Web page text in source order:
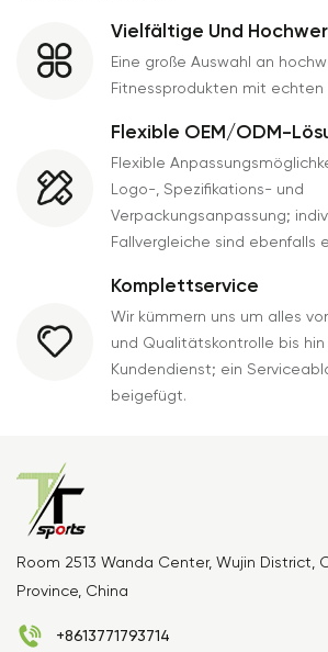
Vielfältige Und
Eine große Auswahl an
Fitnessprodukten mit echten
Flexible OEM/ODM-
Flexible
Logo-, Spezifikations- und
Verpackungsanpassung;
Fallvergleiche sind ebenfalls
Komplettservice
Wir kümmern uns um alles
und Qualitätskontrolle bis hin
Kundendienst; ein
beigefügt.
Room 2513 Wanda Center, Wujin District,
Province, China
+8613771793714